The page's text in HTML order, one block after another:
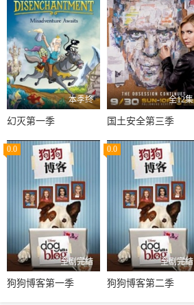
本季终
幻灭第一季
全12集
国土安全第三季
0.0
全剧完结
狗狗博客第一季
0.0
全剧完结
狗狗博客第二季